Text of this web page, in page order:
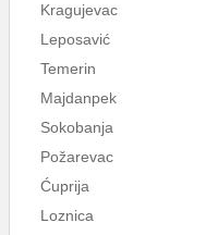
Kragujevac
Leposavić
Temerin
Majdanpek
Sokobanja
Požarevac
Ćuprija
Loznica